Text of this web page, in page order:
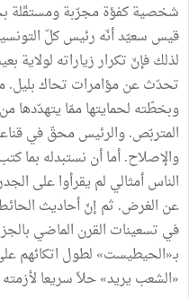
شخصية كفؤة مجرّبة ومستقّلة
قيس سعيّد أنّه رئيس كلّ
لذلك فإنّ تكرار زياراته لولاية
تحدّث عن مؤامرات تحاك بليل.
وبخطّته لحمايتها ممّا يتهدّدها
المتربّص. والرئيس محقّ في
والإصلاح. أما أن نستبدله بما
الناس أمثالي لم يقرأوا على
عن الغرض. ثم إنّ أحاديث
في تسعينات القرن الماضي
بـ«الحيطيست» لطول اتكائهم
«الشعب يريد» حلاّ سريعا لأزمته